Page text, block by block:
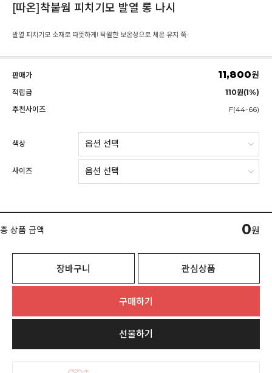
[따온]착붙웜 피치기모 발열 롱 나시
발열 피치기모 소재로 따뜻하게! 탁월한 보온성으로 체온 유지 쭉-
판매가 11,800원
적립금
110원(1%)
추천사이즈
F(44-66)
색상
사이즈
총 상품 금액 0원
장바구니 관심상품
구매하기
선물하기